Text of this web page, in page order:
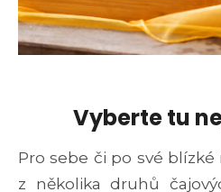
Vyberte tu
Pro sebe či po své
z několika druhů